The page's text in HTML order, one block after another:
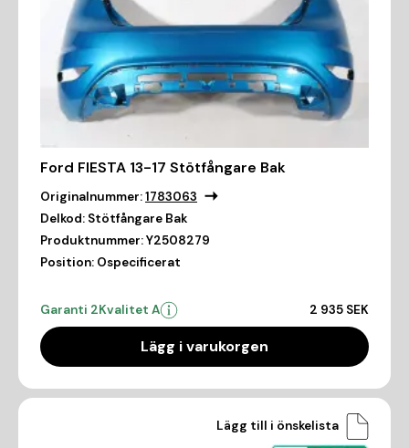
Ford FIESTA 13-17 Stötfångare Bak
Originalnummer:1783063
Delkod: Stötfångare Bak
Produktnummer:Y2508279
Position: Ospecificerat
Garanti 2Kvalitet A 2 935 SEK
Lägg i varukorgen
Lägg till i önskelista